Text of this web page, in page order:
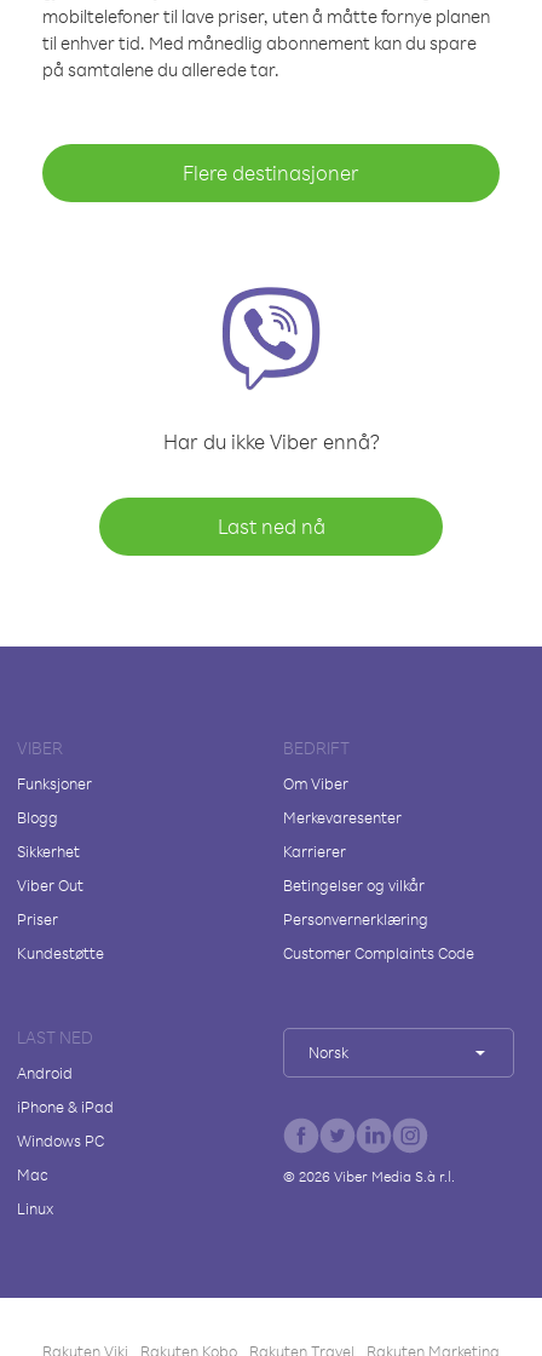
mobiltelefoner til lave priser, uten å måtte fornye planen
til enhver tid. Med månedlig abonnement kan du spare
på samtalene du allerede tar.
Flere destinasjoner
Har du ikke Viber ennå?
Last ned nå
VIBER
Funksjoner
Blogg
Sikkerhet
Viber Out
Priser
Kundestøtte
BEDRIFT
Om Viber
Merkevaresenter
Karrierer
Betingelser og vilkår
Personvernerklæring
Customer Complaints Code
LAST NED
Android
iPhone & iPad
Windows PC
Mac
Linux
Norsk
© 2026Viber Media S.à r.l.
Rakuten Viki Rakuten Kobo Rakuten Travel Rakuten Marketing